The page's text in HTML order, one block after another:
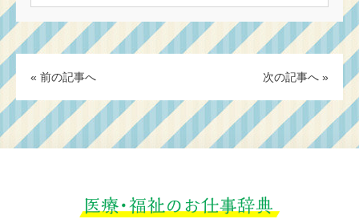
« 前の記事へ 次の記事へ »